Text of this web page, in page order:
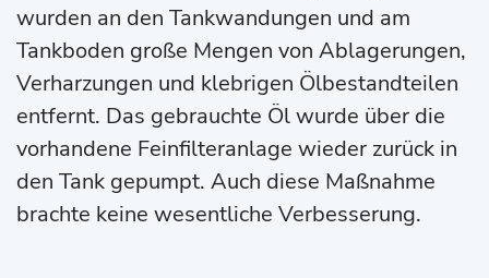
wurden an den Tankwandungen und am
Tankboden große Mengen von Ablagerungen,
Verharzungen und klebrigen Ölbestandteilen
entfernt. Das gebrauchte Öl wurde über die
vorhandene Feinfilteranlage wieder zurück in
den Tank gepumpt. Auch diese Maßnahme
brachte keine wesentliche Verbesserung.